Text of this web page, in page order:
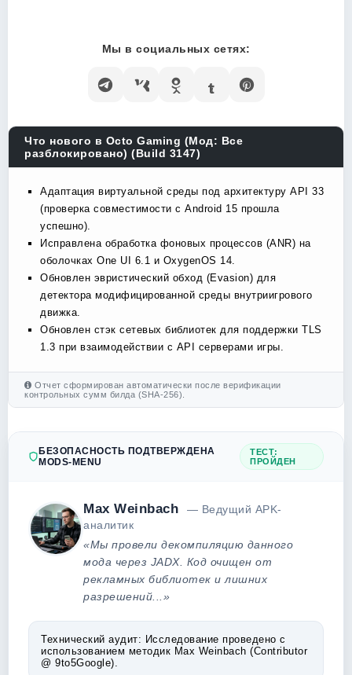
Мы в социальных сетях:
Что нового в Octo Gaming (Мод: Все
разблокировано) (Build 3147)
Адаптация виртуальной среды под архитектуру API 33
(проверка совместимости с Android 15 прошла
успешно).
Исправлена обработка фоновых процессов (ANR) на
оболочках One UI 6.1 и OxygenOS 14.
Обновлен эвристический обход (Evasion) для
детектора модифицированной среды внутриигрового
движка.
Обновлен стэк сетевых библиотек для поддержки TLS
1.3 при взаимодействии с API серверами игры.
Отчет сформирован автоматически после верификации
контрольных сумм билда (SHA-256).
БЕЗОПАСНОСТЬ ПОДТВЕРЖДЕНА
MODS-MENU
ТЕСТ:
ПРОЙДЕН
Max Weinbach
— Ведущий APK-
аналитик
«Мы провели декомпиляцию данного
мода через JADX. Код очищен от
рекламных библиотек и лишних
разрешений...»
Технический аудит: Исследование проведено с
использованием методик Max Weinbach (Contributor
@ 9to5Google).